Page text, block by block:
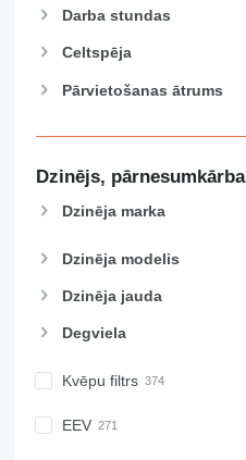
980
988
990
AP
CB
CS
E-series
F-series
IT
M-series
NR
Darba stundas
Celtspēja
Pārvietošanas ātrums
Dzinējs, pārnesumkārba
Dzinēja marka
Dzinēja modelis
Dzinēja jauda
Degviela
Kvēpu filtrs
EEV